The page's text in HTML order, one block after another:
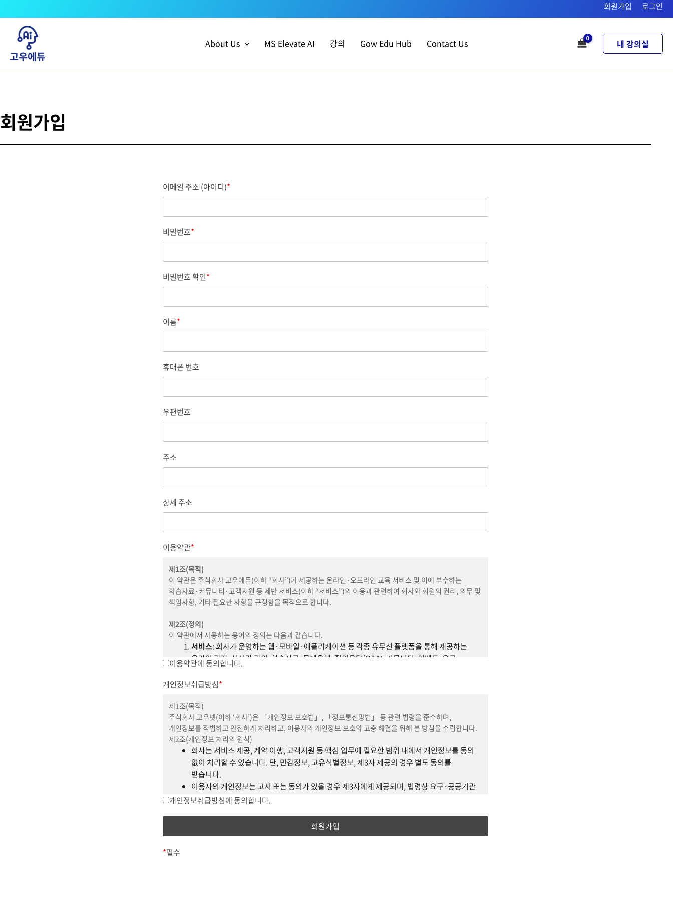
건너뛰기
회원가입 로그인
About Us MS Elevate AI 강의 Gow Edu Hub Contact Us 내 강의실
회원가입
이메일 주소 (아이디)*
비밀번호*
비밀번호 확인*
이름*
휴대폰 번호
우편번호
주소
상세 주소
이용약관*
제1조(목적)
이 약관은 주식회사 고우에듀(이하 “회사”)가 제공하는 온라인·오프라인 교육 서비스 및 이에 부수하는
학습자료·커뮤니티·고객지원 등 제반 서비스(이하 “서비스”)의 이용과 관련하여 회사와 회원의 권리, 의무 및
책임사항, 기타 필요한 사항을 규정함을 목적으로 합니다.
제2조(정의)
이 약관에서 사용하는 용어의 정의는 다음과 같습니다.
서비스: 회사가 운영하는 웹·모바일·애플리케이션 등 각종 유무선 플랫폼을 통해 제공하는
온라인 강좌, 실시간 강의, 학습자료, 문제은행, 질의응답(Q&A), 커뮤니티, 이벤트, 유료
부가서비스를 말합니다.
회원(수강생)
기관회원
강사(멘토): 회사와 계약을 맺고 강의를 제공하는 자.
아이디(ID), 비밀번호 : 회원 식별 및 서비스 이용을 위해 설정한 문자·숫자(특수문자 포함)의
조합.
유료서비스: 회사가 유료로 제공하는 강좌, 학습자료, 교재, 부가 서비스.
콘텐츠: 강의 영상, 오디오, 이미지, 텍스트, 문제, PDF, eBook, 교재, 문서, 실습자료 등 학습과
관련된 모든 저작물.
제3조(약관 외 준칙)
이용약관에 동의합니다.
개인정보취급방침*
제1조(목적)
주식회사 고우넷(이하 ‘회사’)은 「개인정보 보호법」, 「정보통신망법」 등 관련 법령을 준수하며,
개인정보를 적법하고 안전하게 처리하고, 이용자의 개인정보 보호와 고충 해결을 위해 본 방침을 수립합니다.
제2조(개인정보 처리의 원칙)
회사는 서비스 제공, 계약 이행, 고객지원 등 핵심 업무에 필요한 범위 내에서 개인정보를 동의
없이 처리할 수 있습니다. 단, 민감정보, 고유식별정보, 제3자 제공의 경우 별도 동의를
받습니다.
이용자의 개인정보는 고지 또는 동의가 있을 경우 제3자에게 제공되며, 법령상 요구·공공기관
요청 등은 동의 없이 제공할 수 있습니다.
회사 홈페이지 및 앱 첫 화면 또는 연결화면에서 본 방침을 누구나 쉽게 확인 가능합니다.
개인정보취급방침에 동의합니다.
*필수